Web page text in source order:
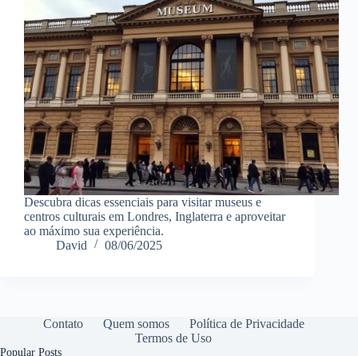
Descubra dicas essenciais para visitar museus e
centros culturais em Londres, Inglaterra e aproveitar
ao máximo sua experiência.
David
08/06/2025
Contato Quem somos
Política de Privacidade
Termos de Uso
Popular Posts